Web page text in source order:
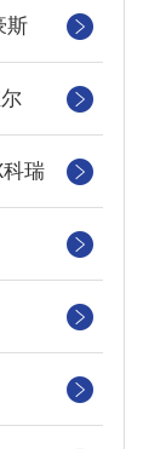
斯
瑞